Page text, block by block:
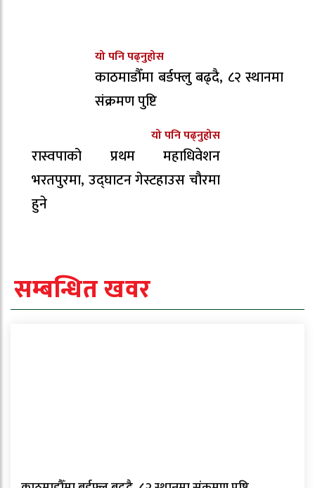
यो पनि पढ्नुहोस
काठमाडौँमा बर्डफ्लु बढ्दै, ८२ स्थानमा
संक्रमण पुष्टि
यो पनि पढ्नुहोस
रास्वपाको प्रथम महाधिवेशन
भरतपुरमा, उद्घाटन गेस्टहाउस चौरमा
हुने
सम्बन्धित खवर